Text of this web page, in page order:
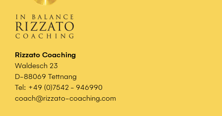
Rizzato Coaching
Waldesch 23
D-88069 Tettnang
Tel: +49 (0)7542 - 946990
coach@rizzato-coaching.com